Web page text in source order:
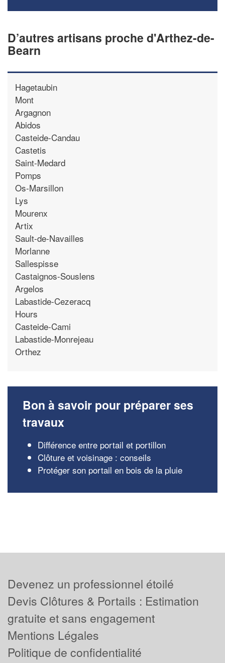
D’autres artisans proche d'Arthez-de-
Bearn
Hagetaubin
Mont
Argagnon
Abidos
Casteide-Candau
Castetis
Saint-Medard
Pomps
Os-Marsillon
Lys
Mourenx
Artix
Sault-de-Navailles
Morlanne
Sallespisse
Castaignos-Souslens
Argelos
Labastide-Cezeracq
Hours
Casteide-Cami
Labastide-Monrejeau
Orthez
Bon à savoir pour préparer ses
travaux
Différence entre portail et portillon
Clôture et voisinage : conseils
Protéger son portail en bois de la pluie
Devenez un professionnel étoilé
Devis Clôtures & Portails : Estimation
gratuite et sans engagement
Mentions Légales
Politique de confidentialité